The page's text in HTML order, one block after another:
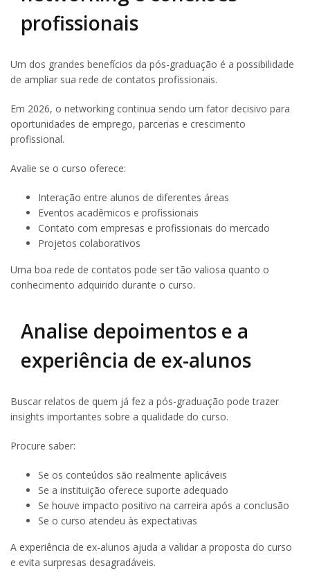
profissionais
Um dos grandes benefícios da pós-graduação é a possibilidade
de ampliar sua rede de contatos profissionais.
Em 2026, o networking continua sendo um fator decisivo para
oportunidades de emprego, parcerias e crescimento
profissional.
Avalie se o curso oferece:
Interação entre alunos de diferentes áreas
Eventos acadêmicos e profissionais
Contato com empresas e profissionais do mercado
Projetos colaborativos
Uma boa rede de contatos pode ser tão valiosa quanto o
conhecimento adquirido durante o curso.
Analise depoimentos e a
experiência de ex-alunos
Buscar relatos de quem já fez a pós-graduação pode trazer
insights importantes sobre a qualidade do curso.
Procure saber:
Se os conteúdos são realmente aplicáveis
Se a instituição oferece suporte adequado
Se houve impacto positivo na carreira após a conclusão
Se o curso atendeu às expectativas
A experiência de ex-alunos ajuda a validar a proposta do curso
e evita surpresas desagradáveis.